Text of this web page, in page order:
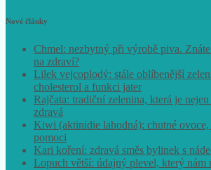
Nové články
Chmel: nezbytný při výrobě piva.
na zdraví?
Lilek vejcoplodý: stále oblíbenější
cholesterol a funkci jater
Rajčata: tradiční zelenina, která je
zdravá
Kiwi (aktinidie lahodná): chutné ovoce,
pomoci
Kari koření: zdravá směs bylinek s
Lopuch větší: údajný plevel, který nám